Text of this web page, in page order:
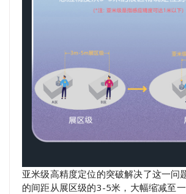
亚米级高精度定位的突破解决了这一问
的间距从展区级的3-5米，大幅缩减至